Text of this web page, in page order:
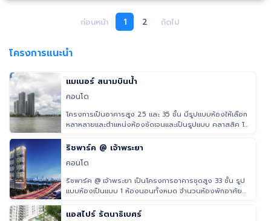
ก่อนหน้า 1 2 ถัดไป
โครงการแนะนำ
แมเนอร์ สนามบินน้ำ
คอนโด
โครงการเป็นอาคารสูง 25 และ 35 ชั้น มีรูปแบบห้องให้เลือก
หลาหลายและตำแหน่งห้องชัดเจนและเป็นรูปแบบ คลาสสิค โค
ริชพาร์ค @ เจ้าพระยา
คอนโด
ริชพาร์ค @ เจ้าพระยา เป็นโครงการอาคารชุดสูง 33 ชั้น รูป
แบบห้องเป็นแบบ 1 ห้องนอนทั้งหมด จำนวนห้องพักอาศัย
แอสไปร์ รัตนาธิเบศร์